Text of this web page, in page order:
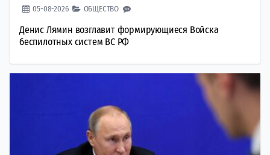
05-08-2026 ОБЩЕСТВО
Денис Лямин возглавит формирующиеся Войска
беспилотных систем ВС РФ